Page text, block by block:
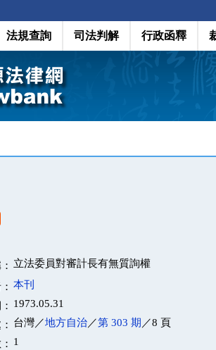
法規查詢 司法判解 行政函釋
立法委員對審計長有無質詢權
本刊
1973.05.31
台灣／地方自治／第 303 期 ／8 頁
1